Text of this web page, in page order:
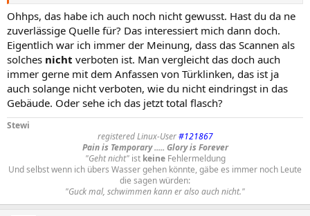
Ohhps, das habe ich auch noch nicht gewusst. Hast du da ne
zuverlässige Quelle für? Das interessiert mich dann doch.
Eigentlich war ich immer der Meinung, dass das Scannen als
solches nicht verboten ist. Man vergleicht das doch auch
immer gerne mit dem Anfassen von Türklinken, das ist ja
auch solange nicht verboten, wie du nicht eindringst in das
Gebäude. Oder sehe ich das jetzt total flasch?
Stewi
registered Linux-User#121867
Pain is Temporary ..... Glory is Forever
"Geht nicht"ist keineFehlermeldung
Und selbst wenn ich übers Wasser gehen könnte, gäbe es immer noch Leute
die sagen würden:
"Guck mal, schwimmen kann er also auch nicht."